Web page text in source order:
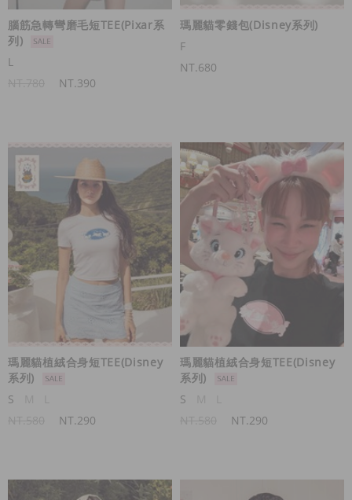
腦筋急轉彎磨毛短TEE(Pixar系
列)
L
NT.390
瑪麗貓零錢包(Disney系列)
F
NT.680
瑪麗貓植絨合身短TEE(Disney
系列)
S
NT.290
瑪麗貓植絨合身短TEE(Disney
系列)
S
NT.290